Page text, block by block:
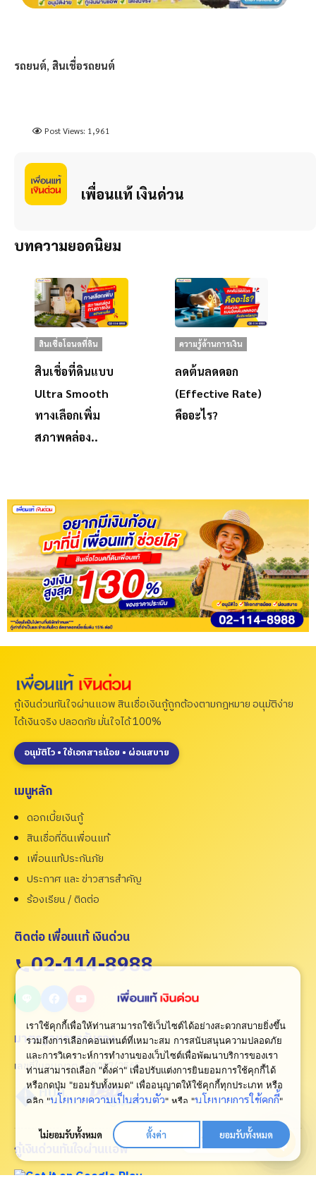
รถยนต์, สินเชื่อรถยนต์
Post Views: 1,961
เพื่อนแท้ เงินด่วน
บทความยอดนิยม
สินเชื่อโฉนดที่ดิน
สินเชื่อที่ดินแบบ
Ultra Smooth
ทางเลือกเพิ่ม
สภาพคล่อง..
ความรู้ด้านการเงิน
ลดต้นลดดอก
(Effective Rate)
คืออะไร?
กู้เงินด่วนทันใจผ่านแอพ สินเชื่อเงินกู้ถูกต้องตามกฎหมาย อนุมัติง่าย
ได้เงินจริง ปลอดภัย มั่นใจได้ 100%
อนุมัติไว • ใช้เอกสารน้อย • ผ่อนสบาย
เมนูหลัก
ดอกเบี้ยเงินกู้
สินเชื่อที่ดินเพื่อนแท้
เพื่อนแท้ประกันภัย
ประกาศ และ ข่าวสารสำคัญ
ร้องเรียน / ติดต่อ
ติดต่อ เพื่อนแท้ เงินด่วน
02-114-8988
มาตรฐานการรับรอง
เลขที่ใบอนุญาต ว00007/2565
กู้เงินด่วนทันใจผ่านแอพ
เราใช้คุกกี้เพื่อให้ท่านสามารถใช้เว็บไซต์ได้อย่างสะดวกสบายยิ่งขึ้น
รวมถึงการเลือกคอนเทนต์ที่เหมาะสม การสนับสนุนความปลอดภัย
และการวิเคราะห์การทำงานของเว็บไซต์เพื่อพัฒนาบริการของเรา
ท่านสามารถเลือก "ตั้งค่า" เพื่อปรับแต่งการยินยอมการใช้คุกกี้ได้
หรือกดปุ่ม "ยอมรับทั้งหมด" เพื่ออนุญาตให้ใช้คุกกี้ทุกประเภท หรือ
คลิก "นโยบายความเป็นส่วนตัว" หรือ "นโยบายการใช้คุกกี้"
ไม่ยอมรับทั้งหมด ตั้งค่า ยอมรับทั้งหมด
ปรึกษาเรา
Open